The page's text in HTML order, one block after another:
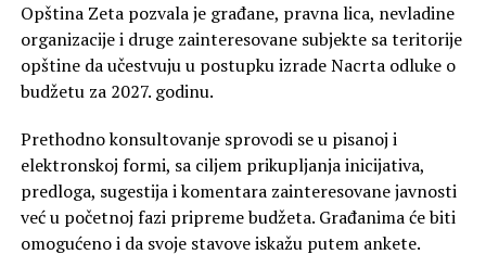
Opština Zeta pozvala je građane, pravna lica, nevladine
organizacije i druge zainteresovane subjekte sa teritorije
opštine da učestvuju u postupku izrade Nacrta odluke o
budžetu za 2027. godinu.
Prethodno konsultovanje sprovodi se u pisanoj i
elektronskoj formi, sa ciljem prikupljanja inicijativa,
predloga, sugestija i komentara zainteresovane javnosti
već u početnoj fazi pripreme budžeta. Građanima će biti
omogućeno i da svoje stavove iskažu putem ankete.